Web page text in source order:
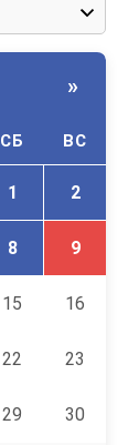
»
СБ ВС
1 2
8 9
15 16
22 23
29 30